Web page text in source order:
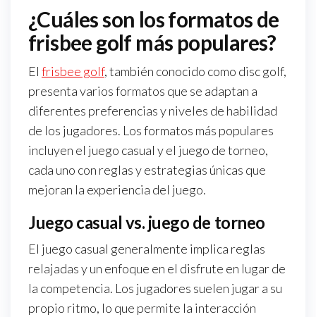
¿Cuáles son los formatos de
frisbee golf más populares?
El frisbee golf, también conocido como disc golf,
presenta varios formatos que se adaptan a
diferentes preferencias y niveles de habilidad
de los jugadores. Los formatos más populares
incluyen el juego casual y el juego de torneo,
cada uno con reglas y estrategias únicas que
mejoran la experiencia del juego.
Juego casual vs. juego de torneo
El juego casual generalmente implica reglas
relajadas y un enfoque en el disfrute en lugar de
la competencia. Los jugadores suelen jugar a su
propio ritmo, lo que permite la interacción